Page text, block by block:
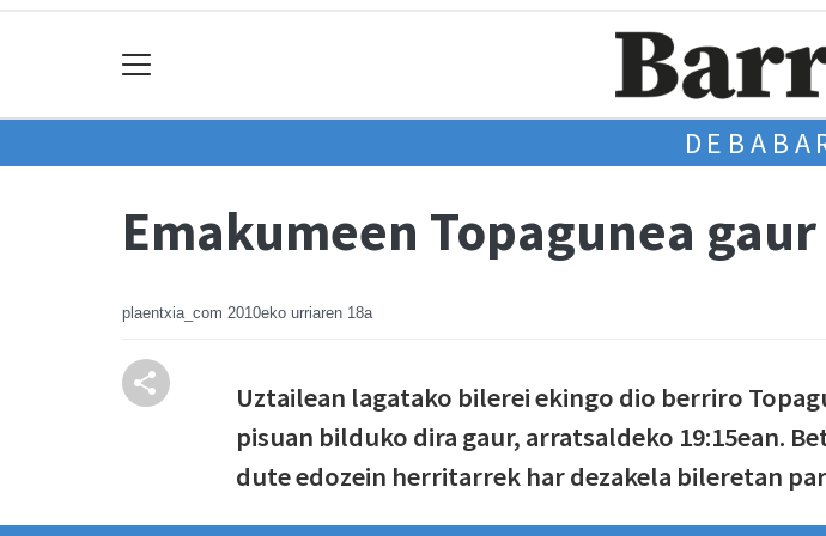
Emakumeen Topagunea
plaentxia_com 2010eko urriaren 18a
Uztailean lagatako bilerei ekingo dio berriro
pisuan bilduko dira gaur, arratsaldeko 19:15ean.
dute edozein herritarrek har dezakela bileretan